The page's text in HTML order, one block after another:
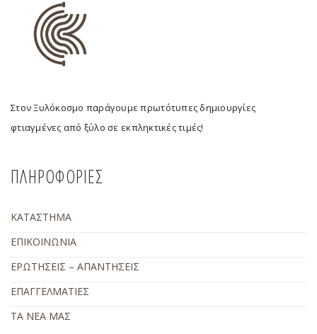
Στον Ξυλόκοσμο παράγουμε πρωτότυπες δημιουργίες
φτιαγμένες από ξύλο σε εκπληκτικές τιμές!
ΠΛΗΡΟΦΟΡΙΕΣ
ΚΑΤΑΣΤΗΜΑ
ΕΠΙΚΟΙΝΩΝΙΑ
ΕΡΩΤΗΣΕΙΣ – ΑΠΑΝΤΗΣΕΙΣ
ΕΠΑΓΓΕΛΜΑΤΙΕΣ
ΤΑ ΝΕΑ ΜΑΣ